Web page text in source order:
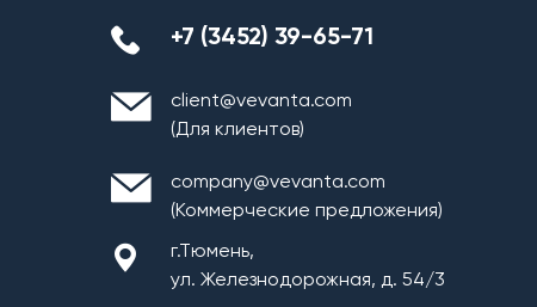
+7 (3452) 39-65-71
client@vevanta.com
(Для клиентов)
company@vevanta.com
(Коммерческие предложения)
г.Тюмень,
ул. Железнодорожная, д. 54/3